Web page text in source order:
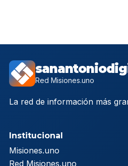
Red Misiones.uno
La red de información más
Institucional
Misiones.uno
Red Misiones.uno